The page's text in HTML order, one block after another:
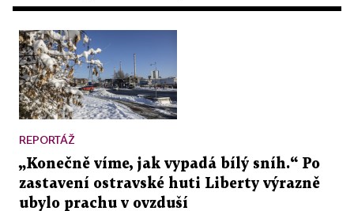
REPORTÁŽ
„Konečně víme, jak vypadá bílý sníh.“ Po
zastavení ostravské huti Liberty výrazně
ubylo prachu v ovzduší